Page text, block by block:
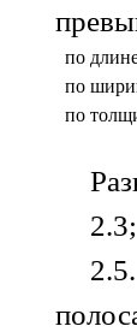
по
по
по